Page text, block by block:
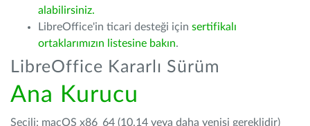
alabilirsiniz.
LibreOffice'in ticari desteği için sertifikalı
ortaklarımızın listesine bakın.
LibreOffice Kararlı Sürüm
Ana Kurucu
Seçili: macOS x86_64 (10.14 veya daha yenisi gereklidir)